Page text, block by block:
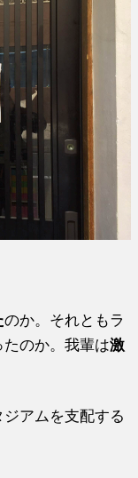
のか。それともラ
のか。我輩は激
アムを支配する